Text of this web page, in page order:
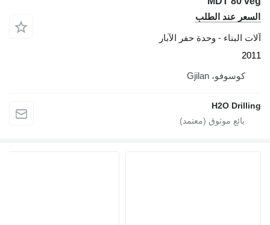
السعر عند الطلب
آلات البناء - وحدة حفر الآبار
2011
كوسوفو، Gjilan
H2O Drilling